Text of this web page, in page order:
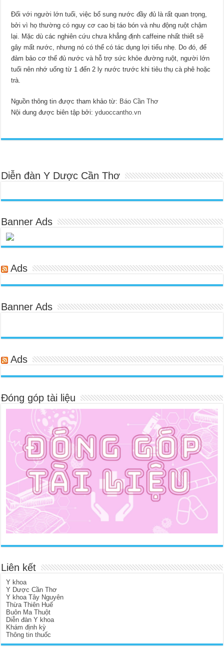
Đối với người lớn tuổi, việc bổ sung nước đầy đủ là rất quan trọng,
bởi vì họ thường có nguy cơ cao bị táo bón và nhu động ruột chậm
lại. Mặc dù các nghiên cứu chưa khẳng định caffeine nhất thiết sẽ
gây mất nước, nhưng nó có thể có tác dụng lợi tiểu nhẹ. Do đó, để
đảm bảo cơ thể đủ nước và hỗ trợ sức khỏe đường ruột, người lớn
tuổi nên nhớ uống từ 1 đến 2 ly nước trước khi tiêu thụ cà phê hoặc
trà.
Nguồn thông tin được tham khảo từ: Báo Cần Thơ
Nội dung được biên tập bởi:yduoccantho.vn
Diễn đàn Y Dược Cần Thơ
Banner Ads
Ads
Banner Ads
Ads
Đóng góp tài liệu
Liên kết
Y khoa
Y Dược Cần Thơ
Y khoa Tây Nguyên
Thừa Thiên Huế
Buôn Ma Thuột
Diễn đàn Y khoa
Khám định kỳ
Thông tin thuốc